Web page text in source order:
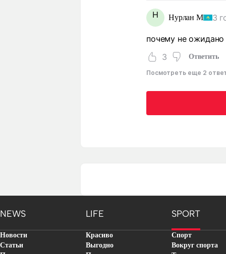
Н Нурлан М 3
почему не ожидано
3
Ответить
Посмотреть еще 2
NEWS LIFE SPORT
Новости
Статьи
Красиво
Выгодно
Спорт
Вокруг спорта